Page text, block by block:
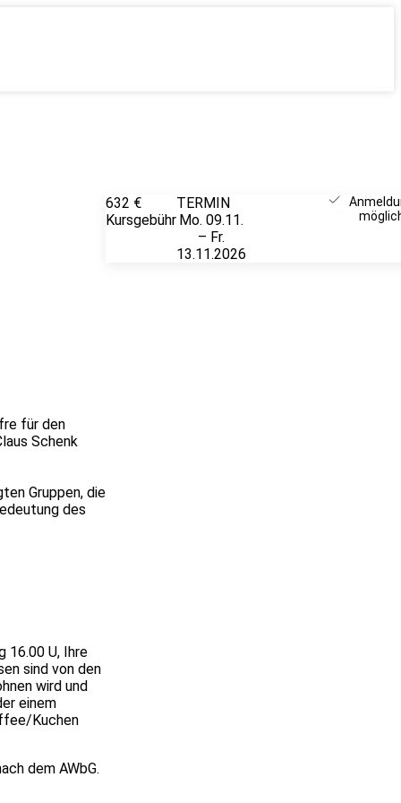
für den
Schenk
Gruppen, die
des
16.00 U, Ihre
sind von den
wird und
einem
Kuchen
dem AWbG.
632 €
Kursgebühr
TERMIN
Mo. 09.11.
– Fr.
13.11.2026